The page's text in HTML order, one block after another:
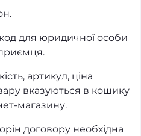
для юридичної особи
артикул, ціна
вказуються в кошику
магазину.
договору необхідна